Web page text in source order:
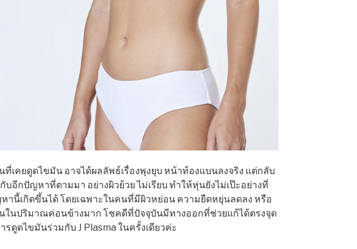
ที่เคยดูดไขมัน อาจได้ผลลัพธ์เรื่องพุงยุบ หน้าท้องแบนลงจริง แต่กลับ
กับอีกปัญหาที่ตามมา อย่างผิวย้วย ไม่เรียบ ทำให้หุ่นยังไม่เป๊ะอย่างที่
านี้เกิดขึ้นได้ โดยเฉพาะในคนที่มีผิวหย่อน ความยืดหยุ่นลดลง หรือ
ในปริมาณค่อนข้างมาก โชคดีที่ปัจจุบันมีทางออกที่ช่วยแก้ได้ตรงจุด
รดูดไขมันร่วมกับ J Plasma ในครั้งเดียวค่ะ